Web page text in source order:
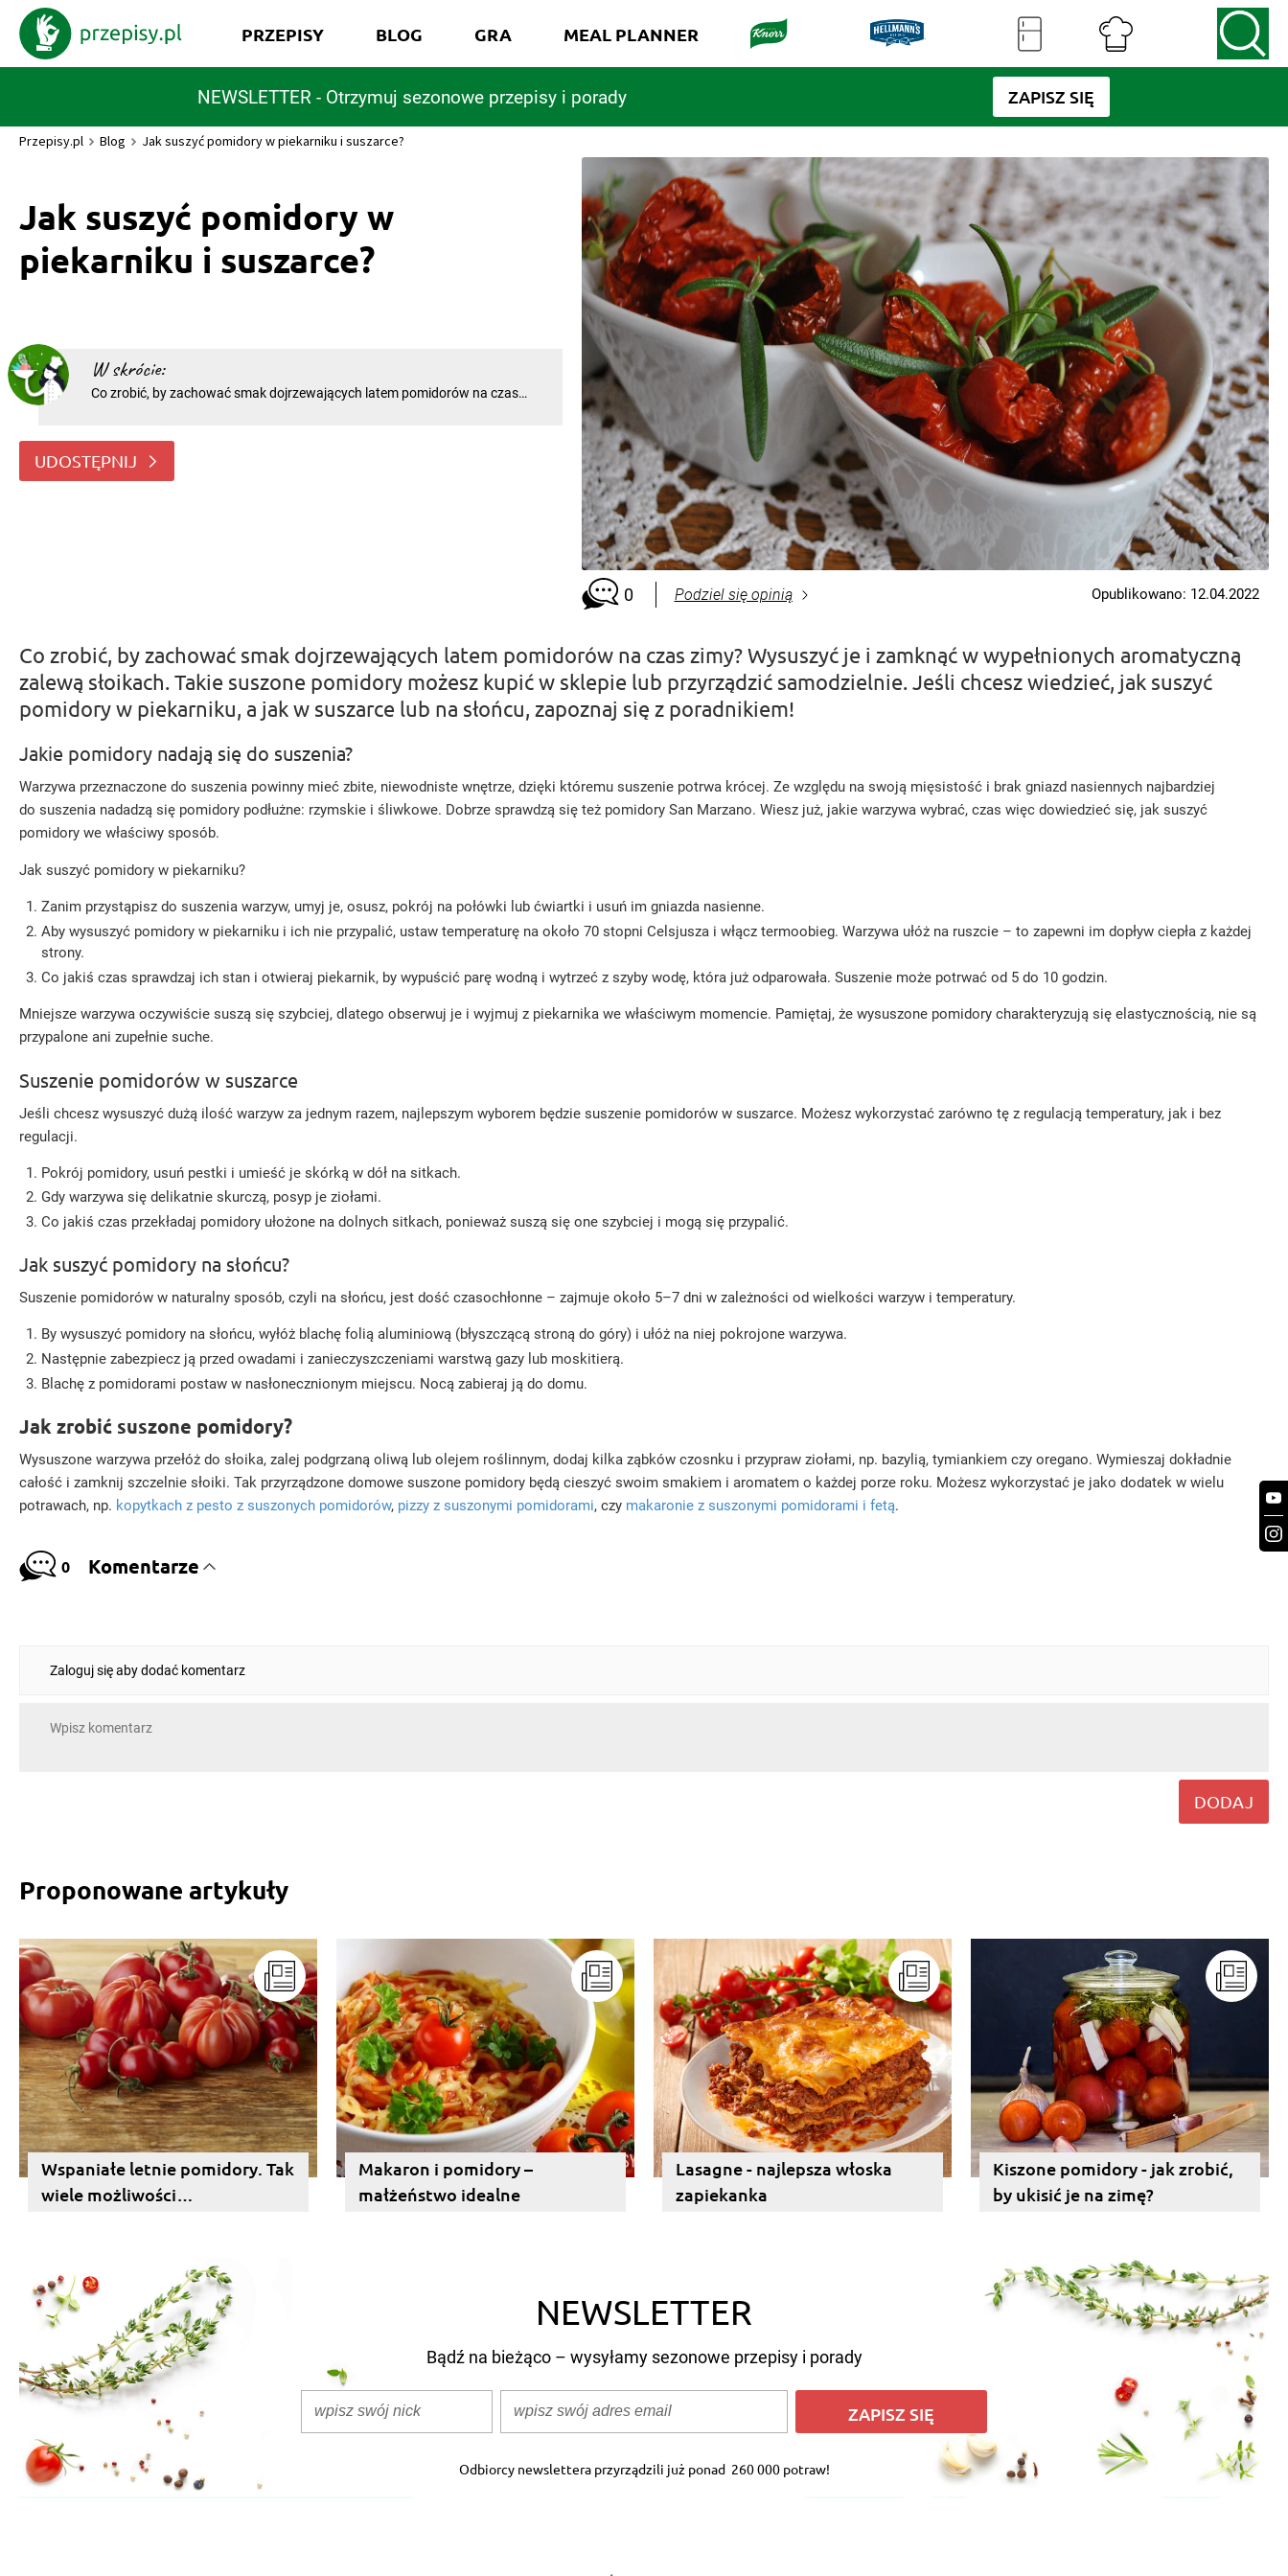
NEWSLETTER - Otrzymuj sezonowe przepisy i porady ZAPISZ SIĘ
PRZEPISY BLOG GRA MEAL PLANNER
Przepisy.pl Blog Jak suszyć pomidory w piekarniku i suszarce?
Jak suszyć pomidory w
piekarniku i suszarce?
W skrócie:
Co zrobić, by zachować smak dojrzewających latem pomidorów na czas
samodzielnie. Jeśli chcesz wiedzieć, jak suszyć pomido
UDOSTĘPNIJ
0 Podziel się opinią Opublikowano: 12.04.2022
Co zrobić, by zachować smak dojrzewających latem pomidorów na czas zimy? Wysuszyć je i zamknąć w wypełnionych aromatyczną
zalewą słoikach. Takie suszone pomidory możesz kupić w sklepie lub przyrządzić samodzielnie. Jeśli chcesz wiedzieć, jak suszyć
pomidory w piekarniku, a jak w suszarce lub na słońcu, zapoznaj się z poradnikiem!
Jakie pomidory nadają się do suszenia?
Warzywa przeznaczone do suszenia powinny mieć zbite, niewodniste wnętrze, dzięki któremu suszenie potrwa krócej. Ze względu na swoją mięsistość i brak gniazd nasiennych najbardziej
do suszenia nadadzą się pomidory podłużne: rzymskie i śliwkowe. Dobrze sprawdzą się też pomidory San Marzano. Wiesz już, jakie warzywa wybrać, czas więc dowiedzieć się, jak suszyć
pomidory we właściwy sposób.
Jak suszyć pomidory w piekarniku?
Zanim przystąpisz do suszenia warzyw, umyj je, osusz, pokrój na połówki lub ćwiartki i usuń im gniazda nasienne.
Aby wysuszyć pomidory w piekarniku i ich nie przypalić, ustaw temperaturę na około 70 stopni Celsjusza i włącz termoobieg. Warzywa ułóż na ruszcie – to zapewni im dopływ ciepła z każdej
strony.
Co jakiś czas sprawdzaj ich stan i otwieraj piekarnik, by wypuścić parę wodną i wytrzeć z szyby wodę, która już odparowała. Suszenie może potrwać od 5 do 10 godzin.
Mniejsze warzywa oczywiście suszą się szybciej, dlatego obserwuj je i wyjmuj z piekarnika we właściwym momencie. Pamiętaj, że wysuszone pomidory charakteryzują się elastycznością, nie są
przypalone ani zupełnie suche.
Suszenie pomidorów w suszarce
Jeśli chcesz wysuszyć dużą ilość warzyw za jednym razem, najlepszym wyborem będzie suszenie pomidorów w suszarce. Możesz wykorzystać zarówno tę z regulacją temperatury, jak i bez
regulacji.
Pokrój pomidory, usuń pestki i umieść je skórką w dół na sitkach.
Gdy warzywa się delikatnie skurczą, posyp je ziołami.
Co jakiś czas przekładaj pomidory ułożone na dolnych sitkach, ponieważ suszą się one szybciej i mogą się przypalić.
Jak suszyć pomidory na słońcu?
Suszenie pomidorów w naturalny sposób, czyli na słońcu, jest dość czasochłonne – zajmuje około 5–7 dni w zależności od wielkości warzyw i temperatury.
By wysuszyć pomidory na słońcu, wyłóż blachę folią aluminiową (błyszczącą stroną do góry) i ułóż na niej pokrojone warzywa.
Następnie zabezpiecz ją przed owadami i zanieczyszczeniami warstwą gazy lub moskitierą.
Blachę z pomidorami postaw w nasłonecznionym miejscu. Nocą zabieraj ją do domu.
Jak zrobić suszone pomidory?
Wysuszone warzywa przełóż do słoika, zalej podgrzaną oliwą lub olejem roślinnym, dodaj kilka ząbków czosnku i przypraw ziołami, np. bazylią, tymiankiem czy oregano. Wymieszaj dokładnie
całość i zamknij szczelnie słoiki. Tak przyrządzone domowe suszone pomidory będą cieszyć swoim smakiem i aromatem o każdej porze roku. Możesz wykorzystać je jako dodatek w wielu
potrawach, np. kopytkach z pesto z suszonych pomidorów, pizzy z suszonymi pomidorami, czy makaronie z suszonymi pomidorami i fetą.
0 Komentarze
Zaloguj się aby dodać komentarz
DODAJ
Proponowane artykuły
Wspaniałe letnie pomidory. Tak
wiele możliwości…
Makaron i pomidory –
małżeństwo idealne
Lasagne - najlepsza włoska
zapiekanka
Kiszone pomidory - jak zrobić,
by ukisić je na zimę?
NEWSLETTER
Bądź na bieżąco – wysyłamy sezonowe przepisy i porady
ZAPISZ SIĘ
Odbiorcy newslettera przyrządzili już ponad 260 000 potraw!